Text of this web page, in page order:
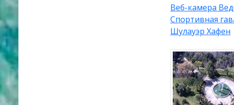
Веб-камера
Спортивная
Шулауэр Хафен